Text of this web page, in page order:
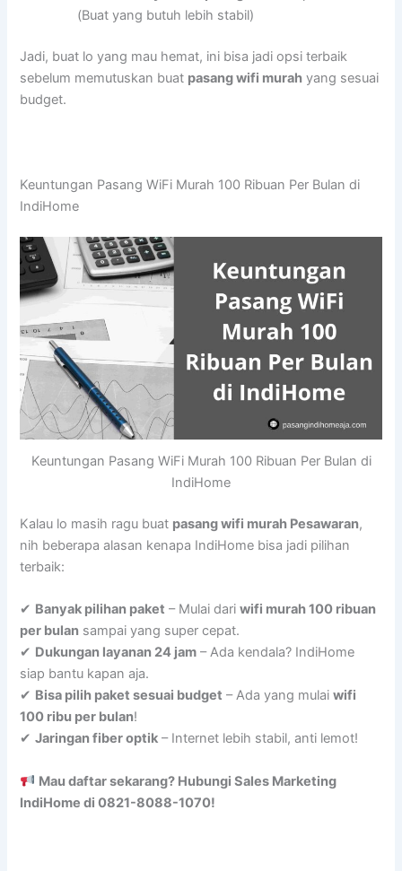
(Buat yang butuh lebih stabil)
Jadi, buat lo yang mau hemat, ini bisa jadi opsi terbaik
sebelum memutuskan buat pasang wifi murah yang sesuai
budget.
Keuntungan Pasang WiFi Murah 100 Ribuan Per Bulan di
IndiHome
Keuntungan Pasang WiFi Murah 100 Ribuan Per Bulan di
IndiHome
Kalau lo masih ragu buat pasang wifi murah Pesawaran,
nih beberapa alasan kenapa IndiHome bisa jadi pilihan
terbaik:
✔ Banyak pilihan paket – Mulai dariwifi murah 100 ribuan
per bulan sampai yang super cepat.
✔ Dukungan layanan 24 jam – Ada kendala? IndiHome
siap bantu kapan aja.
✔ Bisa pilih paket sesuai budget – Ada yang mulaiwifi
100 ribu per bulan!
✔Jaringan fiber optik – Internet lebih stabil, anti lemot!
Mau daftar sekarang? Hubungi Sales Marketing
IndiHome di 0821-8088-1070!